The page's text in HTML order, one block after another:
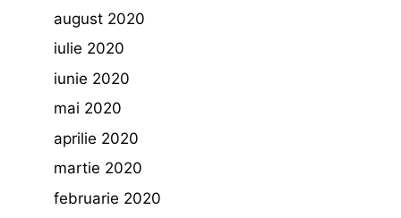
august 2020
iulie 2020
iunie 2020
mai 2020
aprilie 2020
martie 2020
februarie 2020